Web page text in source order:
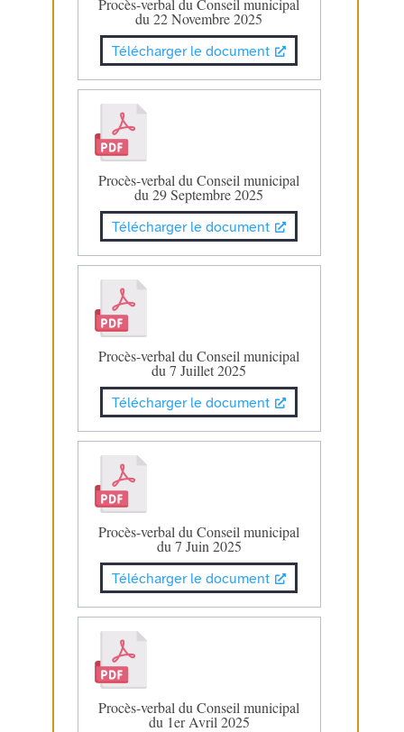
Procès-verbal du Conseil municipal
du 22 Novembre 2025
Télécharger le document
Procès-verbal du Conseil municipal
du 29 Septembre 2025
Télécharger le document
Procès-verbal du Conseil municipal
du 7 Juillet 2025
Télécharger le document
Procès-verbal du Conseil municipal
du 7 Juin 2025
Télécharger le document
Procès-verbal du Conseil municipal
du 1er Avril 2025